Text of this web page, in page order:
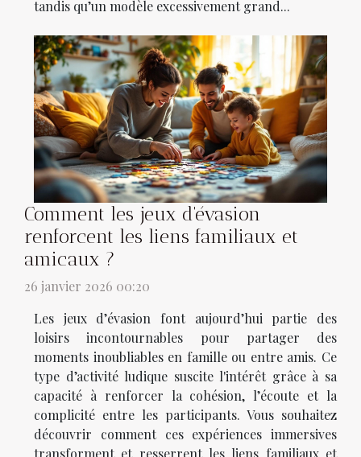
tandis qu’un modèle excessivement grand...
Comment les jeux d'évasion
renforcent les liens familiaux et
amicaux ?
26 janvier 2026 00:20
Les jeux d’évasion font aujourd’hui partie des
loisirs incontournables pour partager des
moments inoubliables en famille ou entre amis. Ce
type d’activité ludique suscite l'intérêt grâce à sa
capacité à renforcer la cohésion, l’écoute et la
complicité entre les participants. Vous souhaitez
découvrir comment ces expériences immersives